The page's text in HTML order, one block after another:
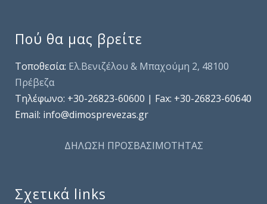
Πού θα μας βρείτε
Τοποθεσία: Ελ.Βενιζέλου & Μπαχούμη 2, 48100
Πρέβεζα
Τηλέφωνo: +30-26823-60600 | Fax: +30-26823-60640
Email: info@dimosprevezas.gr
ΔΗΛΩΣΗ ΠΡΟΣΒΑΣΙΜΟΤΗΤΑΣ
Σχετικά links